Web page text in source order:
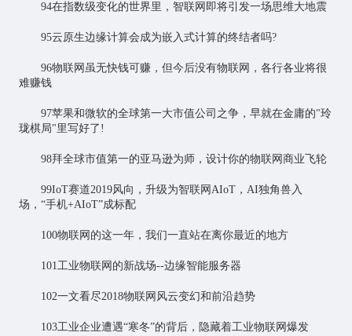
94在指数级变化的世界里，智联网即将引发一场思维大地震
95云原生边缘计算会成为嵌入式计算的终结者吗?
96物联网虽无快钱可赚，但今后没有物联网，各行各业将很
难赚钱
97苹果和微软的全球第一大市值公司之争，早就在金庸的"玲
珑棋局"里写好了!
98拜全球市值第一的亚马逊为师，设计你的物联网商业飞轮
99IoT赛道2019风向，升级为智联网AIoT，AI独角兽入
场，“手机+AIoT”成标配
100物联网的这一年，我们一直站在离你最近的地方
101工业物联网的新战场--边缘智能服务器
102一文看尽2018物联网风云变幻和前沿趋势
103工业企业遭遇“寒冬”的背后，隐藏着工业物联网爆发